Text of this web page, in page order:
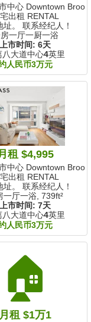
中心 Downtown
出租 RENTAL
址。 联系经纪人！
一厅一厨一浴
上市时间: 6天
八大道中心4英里
人民币3万元
租 $4,995
中心 Downtown
出租 RENTAL
址。 联系经纪人！
一厅一浴, 739ft²
上市时间: 7天
八大道中心4英里
人民币3万元
🏠
月租 $1万1